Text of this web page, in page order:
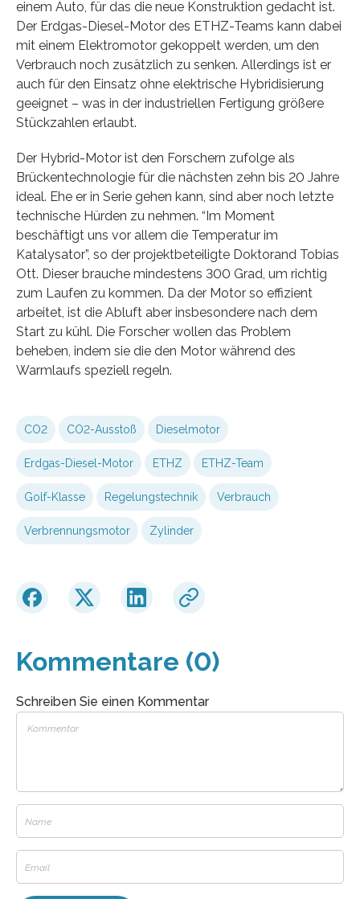
einem Auto, für das die neue Konstruktion gedacht ist.
Der Erdgas-Diesel-Motor des ETHZ-Teams kann dabei
mit einem Elektromotor gekoppelt werden, um den
Verbrauch noch zusätzlich zu senken. Allerdings ist er
auch für den Einsatz ohne elektrische Hybridisierung
geeignet – was in der industriellen Fertigung größere
Stückzahlen erlaubt.
Der Hybrid-Motor ist den Forschern zufolge als
Brückentechnologie für die nächsten zehn bis 20 Jahre
ideal. Ehe er in Serie gehen kann, sind aber noch letzte
technische Hürden zu nehmen. “Im Moment
beschäftigt uns vor allem die Temperatur im
Katalysator”, so der projektbeteiligte Doktorand Tobias
Ott. Dieser brauche mindestens 300 Grad, um richtig
zum Laufen zu kommen. Da der Motor so effizient
arbeitet, ist die Abluft aber insbesondere nach dem
Start zu kühl. Die Forscher wollen das Problem
beheben, indem sie die den Motor während des
Warmlaufs speziell regeln.
CO2 CO2-Ausstoß Dieselmotor
Erdgas-Diesel-Motor ETHZ ETHZ-Team
Golf-Klasse Regelungstechnik Verbrauch
Verbrennungsmotor Zylinder
Kommentare (0)
Schreiben Sie einen Kommentar